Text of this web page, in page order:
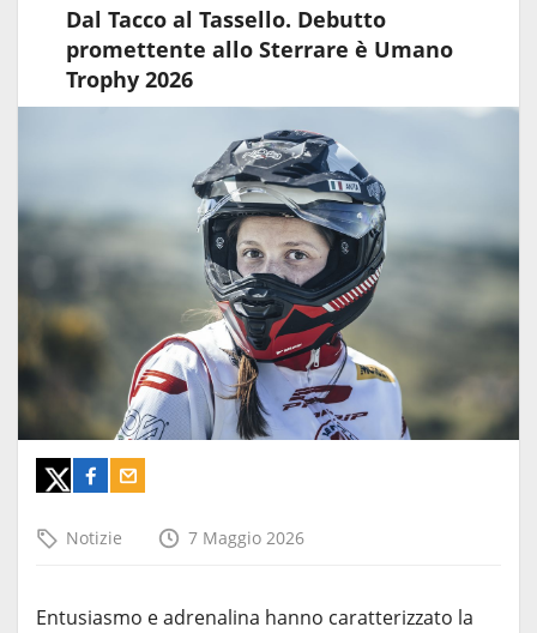
Dal Tacco al Tassello. Debutto
promettente allo Sterrare è Umano
Trophy 2026
Notizie 7 Maggio 2026
Entusiasmo e adrenalina hanno caratterizzato la